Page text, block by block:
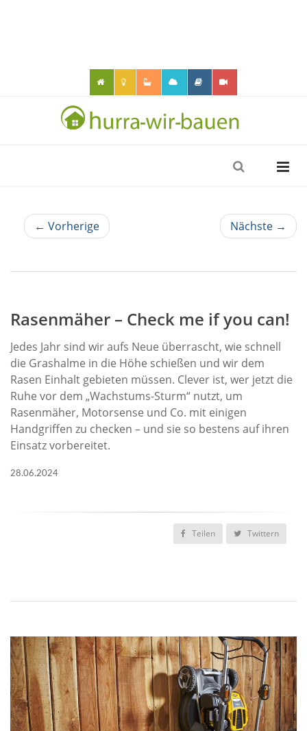
← Vorherige Nächste →
Rasenmäher – Check me if you can!
Jedes Jahr sind wir aufs Neue überrascht, wie schnell
die Grashalme in die Höhe schießen und wir dem
Rasen Einhalt gebieten müssen. Clever ist, wer jetzt die
Ruhe vor dem „Wachstums-Sturm“ nutzt, um
Rasenmäher, Motorsense und Co. mit einigen
Handgriffen zu checken – und sie so bestens auf ihren
Einsatz vorbereitet.
28.06.2024
Teilen Twittern